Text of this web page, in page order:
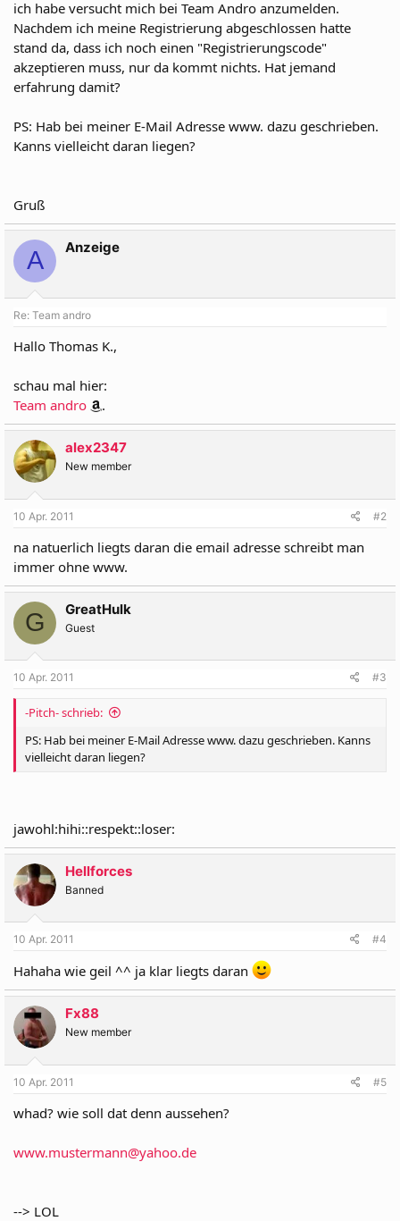
ich habe versucht mich bei Team Andro anzumelden.
Nachdem ich meine Registrierung abgeschlossen hatte
stand da, dass ich noch einen "Registrierungscode"
akzeptieren muss, nur da kommt nichts. Hat jemand
erfahrung damit?
PS: Hab bei meiner E-Mail Adresse www. dazu geschrieben.
Kanns vielleicht daran liegen?
Gruß
A Anzeige
Re: Team andro
Hallo Thomas K.,
schau mal hier:
Team andro
.
alex2347
New member
10 Apr. 2011 #2
na natuerlich liegts daran die email adresse schreibt man
immer ohne www.
G GreatHulk
Guest
10 Apr. 2011 #3
-Pitch- schrieb:
PS: Hab bei meiner E-Mail Adresse www. dazu geschrieben. Kanns
vielleicht daran liegen?
jawohl:hihi::respekt::loser:
Hellforces
Banned
10 Apr. 2011 #4
Hahaha wie geil ^^ ja klar liegts daran
Fx88
New member
10 Apr. 2011 #5
whad? wie soll dat denn aussehen?
www.mustermann@yahoo.de
--> LOL